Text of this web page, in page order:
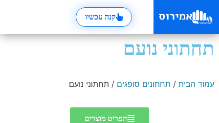
קנה עכשיו
תחתוני נועם
עמוד הבית / תחתונים סופגים / תחתוני נועם
תפריט מוצרים